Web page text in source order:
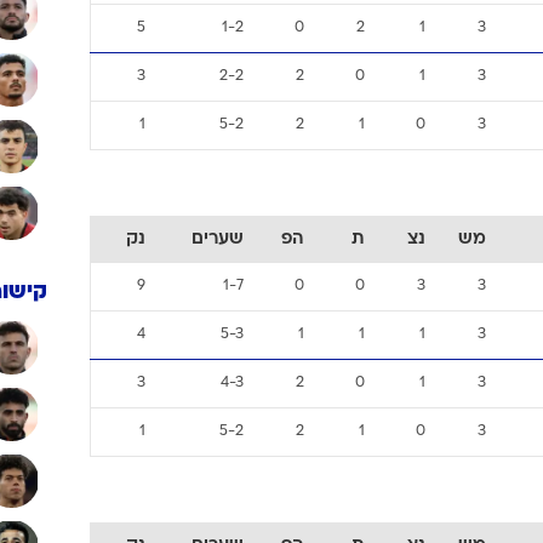
3
1
2
0
1-2
5
3
1
0
2
2-2
3
3
0
1
2
5-2
1
מש נצ ת הפ שערים נק
3
3
0
0
1-7
9
3
1
1
1
5-3
4
3
1
0
2
4-3
3
3
0
1
2
5-2
1